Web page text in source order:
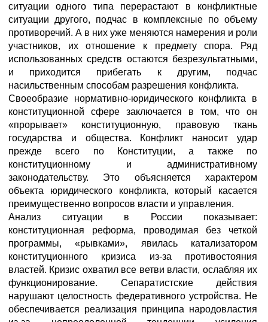
ситуации одного типа перерастают в конфликтные
ситуации другого, подчас в комплексные по объему
противоречий. А в них уже меняются намерения и роли
участников, их отношение к предмету спора. Ряд
использованных средств остаются безрезультатными,
и приходится прибегать к другим, подчас
насильственным способам разрешения конфликта.
Своеобразие нормативно-юридического конфликта в
конституционной сфере заключается в том, что он
«прорывает» конституционную, правовую ткань
государства и общества. Конфликт наносит удар
прежде всего по Конституции, а также по
конституционному и административному
законодательству. Это объясняется характером
объекта юридического конфликта, который касается
преимущественно вопросов власти и управления.
Анализ ситуации в России показывает:
конституционная реформа, проводимая без четкой
программы, «рывками», явилась катализатором
конституционного кризиса из-за противостояния
властей. Кризис охватил все ветви власти, ослабляя их
функционирование. Сепаратистские действия
нарушают целостность федеративного устройства. Не
обеспечивается реализация принципа народовластия